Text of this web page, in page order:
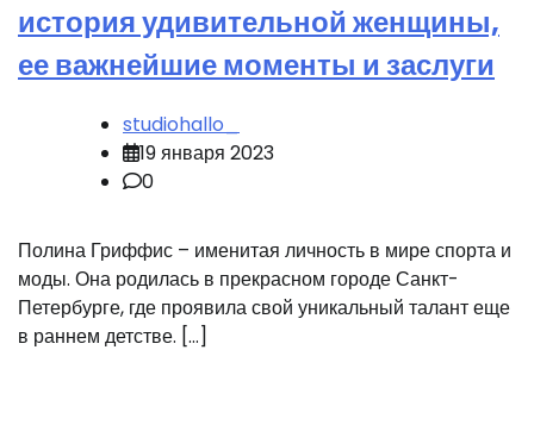
история удивительной женщины,
ее важнейшие моменты и заслуги
studiohallo_
19 января 2023
0
Полина Гриффис – именитая личность в мире спорта и
моды. Она родилась в прекрасном городе Санкт-
Петербурге, где проявила свой уникальный талант еще
в раннем детстве. […]